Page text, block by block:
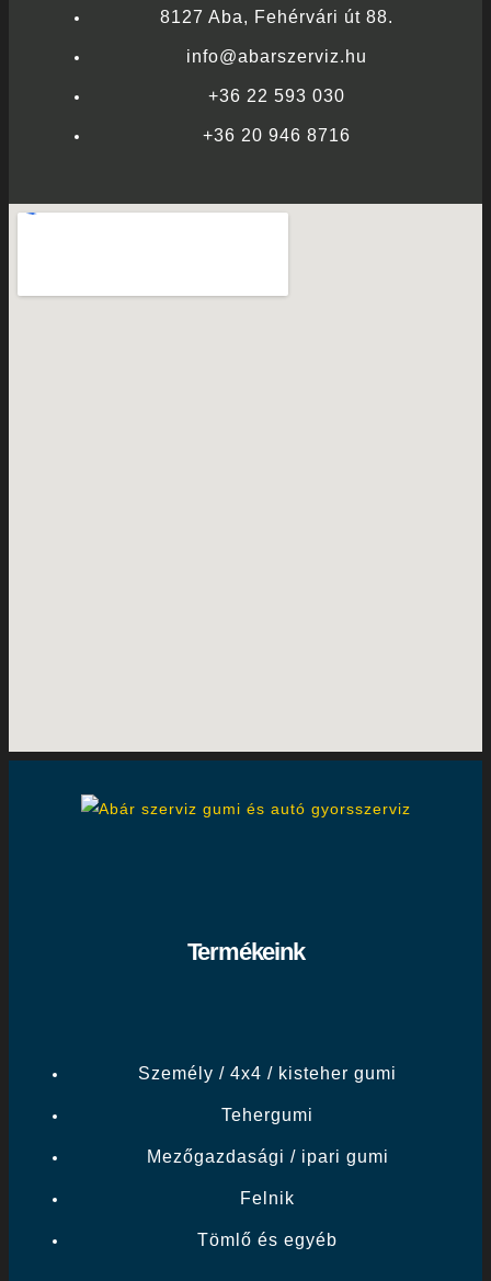
8127 Aba, Fehérvári út 88.
info@abarszerviz.hu
+36 22 593 030
+36 20 946 8716
Termékeink
Személy / 4x4 / kisteher gumi
Tehergumi
Mezőgazdasági / ipari gumi
Felnik
Tömlő és egyéb